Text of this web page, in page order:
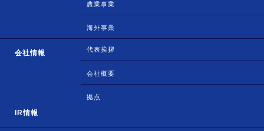
農業事業
海外事業
会社情報 代表挨拶
会社概要
拠点
IR情報